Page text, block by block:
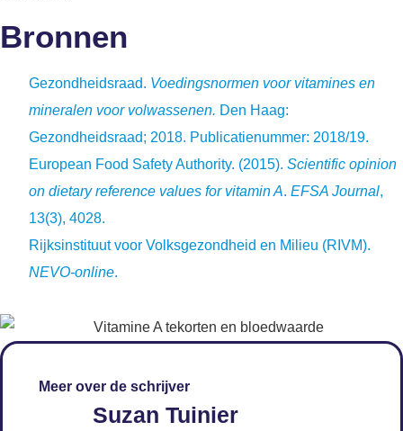
Bronnen
Gezondheidsraad. Voedingsnormen voor vitamines en
mineralen voor volwassenen. Den Haag:
Gezondheidsraad; 2018. Publicatienummer: 2018/19.
European Food Safety Authority. (2015). Scientific opinion
on dietary reference values for vitamin A. EFSA Journal,
13(3), 4028.
Rijksinstituut voor Volksgezondheid en Milieu (RIVM).
NEVO-online.
Meer over de schrijver
Suzan Tuinier